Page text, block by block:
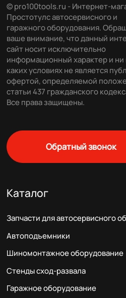
© pro100tools.ru - Интернет-
Простотулс автосервисного и
гаражного оборудования.
ваше внимание, что данный
сайт носит исключительно
информационный характер и ни
каких условиях не является
офертой, определяемой
статьи 437 гражданского
Все права защищены.
Обратный звонок
Каталог
Запчасти для автосервисного
Автоподъемники
Шиномонтажное оборудование
Стенды сход-развала
Гаражное оборудование